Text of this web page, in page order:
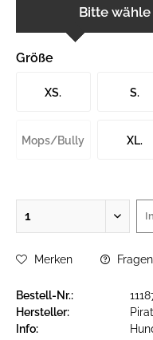
Bitte wähle
Größe
XS. S.
Mops/Bully XL.
Merken
Bestell-Nr.:
Hersteller:
Info: